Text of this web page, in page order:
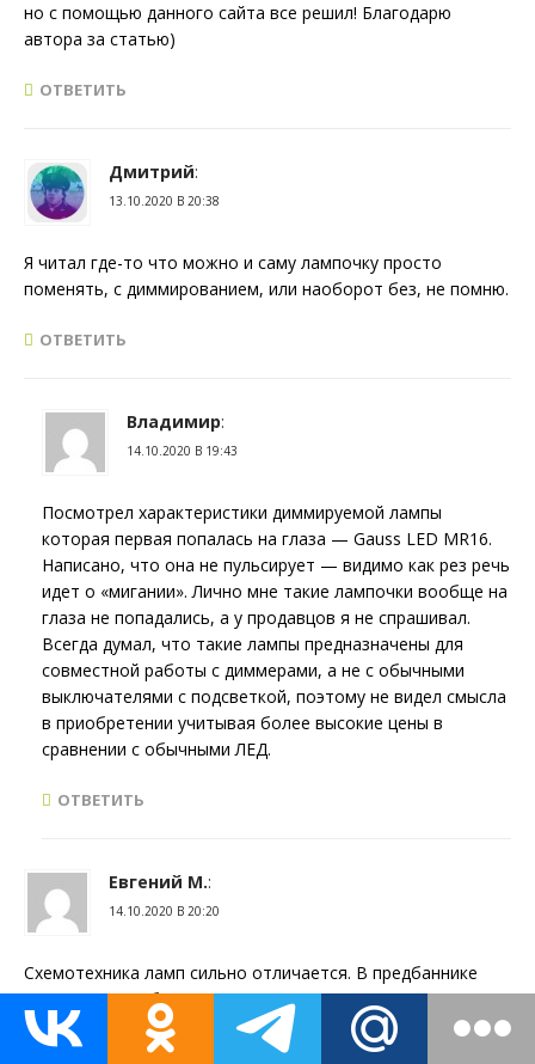
но с помощью данного сайта все решил! Благодарю
автора за статью)
ОТВЕТИТЬ
Дмитрий:
13.10.2020 В 20:38
Я читал где-то что можно и саму лампочку просто
поменять, с диммированием, или наоборот без, не помню.
ОТВЕТИТЬ
Владимир:
14.10.2020 В 19:43
Посмотрел характеристики диммируемой лампы
которая первая попалась на глаза — Gauss LED MR16.
Написано, что она не пульсирует — видимо как рез речь
идет о «мигании». Лично мне такие лампочки вообще на
глаза не попадались, а у продавцов я не спрашивал.
Всегда думал, что такие лампы предназначены для
совместной работы с диммерами, а не с обычными
выключателями с подсветкой, поэтому не видел смысла
в приобретении учитывая более высокие цены в
сравнении с обычными ЛЕД.
ОТВЕТИТЬ
Евгений М.:
14.10.2020 В 20:20
Схемотехника ламп сильно отличается. В предбаннике
стояла энергосберегающая и не моргала. После того как
сгорела, поставил светодиодную «Включай» на 11 Вт, так
она светится постоянно при выключенном выключателе.